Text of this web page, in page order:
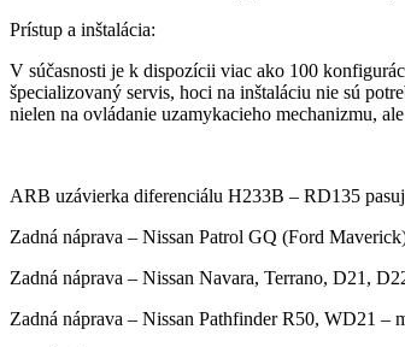
Prístup a inštalácia:
V súčasnosti je k dispozícii viac ako 100
špecializovaný servis, hoci na inštaláciu nie sú
nielen na ovládanie uzamykacieho mechanizmu,
ARB uzávierka diferenciálu H233B – RD135
Zadná náprava – Nissan Patrol GQ (Ford
Zadná náprava – Nissan Navara, Terrano, D21,
Zadná náprava – Nissan Pathfinder R50, WD21